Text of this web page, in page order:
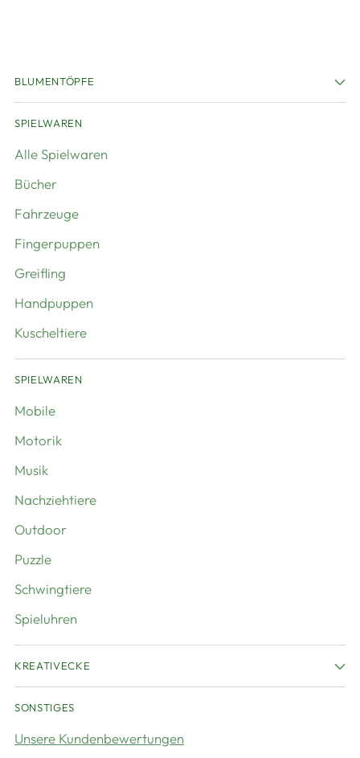
BLUMENTÖPFE
SPIELWAREN
Alle Spielwaren
Bücher
Fahrzeuge
Fingerpuppen
Greifling
Handpuppen
Kuscheltiere
SPIELWAREN
Mobile
Motorik
Musik
Nachziehtiere
Outdoor
Puzzle
Schwingtiere
Spieluhren
KREATIVECKE
SONSTIGES
Unsere Kundenbewertungen